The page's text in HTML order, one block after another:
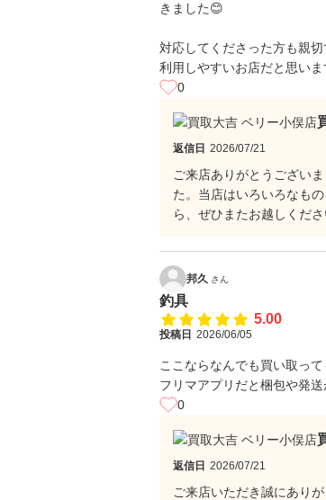
きました😊
対応してくださった方も親切
利用しやすいお店だと思いま
0
返信日 2026/07/21
ご来店ありがとうござい
た。当店はいろいろなも
ら、ぜひまたお越しくださ
邦久 さん
釣具
5.00
投稿日 2026/06/05
ここならなんでも買い取っ
フリマアプリだと梱包や発送
0
返信日 2026/07/21
ご来店いただき誠にあり